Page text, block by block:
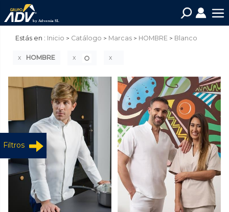
Estás en : Inicio Catálogo Marcas HOMBRE Blanco
Filtros
HOMBRE